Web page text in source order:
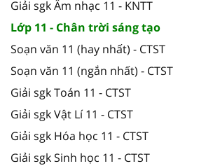
Giải sgk Âm nhạc 11 - KNTT
Lớp 11 - Chân trời sáng tạo
Soạn văn 11 (hay nhất) - CTST
Soạn văn 11 (ngắn nhất) - CTST
Giải sgk Toán 11 - CTST
Giải sgk Vật Lí 11 - CTST
Giải sgk Hóa học 11 - CTST
Giải sgk Sinh học 11 - CTST